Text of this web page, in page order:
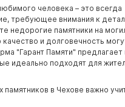
человека – это всегда
требующее внимания к
недорогие памятники на
и долговечность
"Гарант Памяти" предлагает
идеально подходят для
в Чехове важно